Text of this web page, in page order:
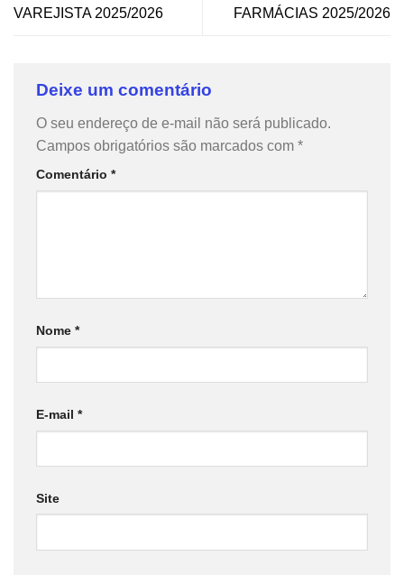
VAREJISTA 2025/2026
FARMÁCIAS 2025/2026
Deixe um comentário
O seu endereço de e-mail não será publicado.
Campos obrigatórios são marcados com *
Comentário *
Nome *
E-mail *
Site